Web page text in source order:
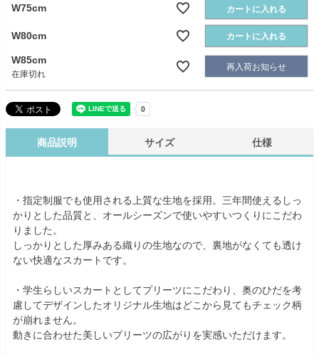
W75cm カートに入れる
W80cm カートに入れる
W85cm
在庫切れ
再入荷お知らせ
商品説明 サイズ 仕様
・指定制服でも使用される上質な生地を採用。三年間使えるしっ
かりとした品質と、オールシーズンで使いやすいつくりにこだわ
りました。
しっかりとした厚みある織りの生地なので、裏地がなくても透け
ない快適なスカートです。
・学生らしいスカートとしてプリーツにこだわり、奥のひだを考
慮してデザインしたオリジナル生地はどこから見てもチェック柄
が崩れません。
動きに合わせた美しいプリーツの広がりを実感いただけます。